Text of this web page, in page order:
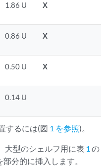
1.86 U X
0.86 U X
0.50 U X
0.14 U
するには(図 1 を参照)。
大型のシェルフ用に表 1 の
分的に挿入します。